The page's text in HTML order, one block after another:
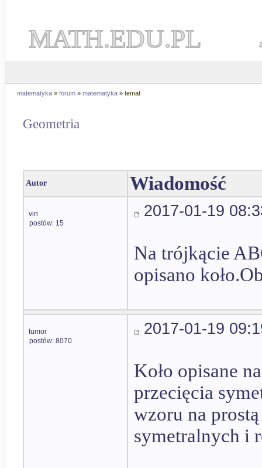
MATH.EDU.PL
matematyka » forum » matematyka » temat
Geometria
Autor Wiadomość
vin
postów: 15
2017-01-19
Na trójkącie
opisano
tumor
postów: 8070
2017-01-19
Koło opisane
przecięcia
wzoru na
symetralnych i